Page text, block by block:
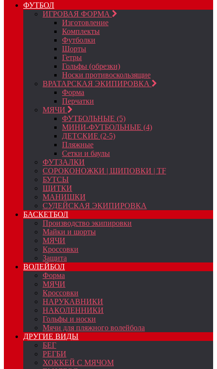
ФУТБОЛ
ИГРОВАЯ ФОРМА
Изготовление
Комплекты
Футболки
Шорты
Гетры
Гольфы (обрезки)
Носки противоскользящие
ВРАТАРСКАЯ ЭКИПИРОВКА
Форма
Перчатки
МЯЧИ
ФУТБОЛЬНЫЕ (5)
МИНИ-ФУТБОЛЬНЫЕ (4)
ДЕТСКИЕ (2-5)
Пляжные
Сетки и баулы
ФУТЗАЛКИ
СОРОКОНОЖКИ | ШИПОВКИ | TF
БУТСЫ
ЩИТКИ
МАНИШКИ
СУДЕЙСКАЯ ЭКИПИРОВКА
БАСКЕТБОЛ
Производство экипировки
Майки и шорты
МЯЧИ
Кроссовки
Защита
ВОЛЕЙБОЛ
Форма
МЯЧИ
Кроссовки
НАРУКАВНИКИ
НАКОЛЕННИКИ
Гольфы и носки
Мячи для пляжного волейбола
ДРУГИЕ ВИДЫ
БЕГ
РЕГБИ
ХОККЕЙ С МЯЧОМ